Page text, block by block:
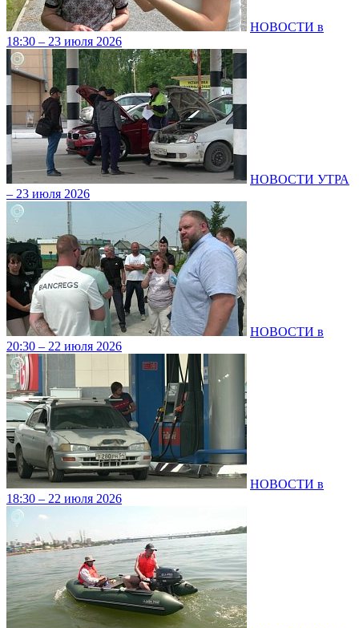
НОВОСТИ в
18:30 – 23 июля 2026
НОВОСТИ УТРА
– 23 июля 2026
НОВОСТИ в
20:30 – 22 июля 2026
НОВОСТИ в
18:30 – 22 июля 2026